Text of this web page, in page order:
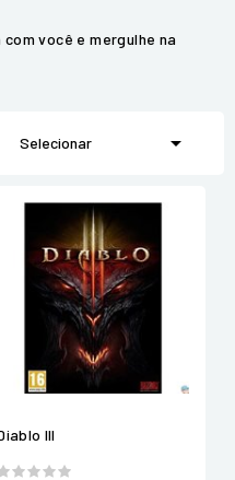
você e mergulhe na
Selecionar 
III